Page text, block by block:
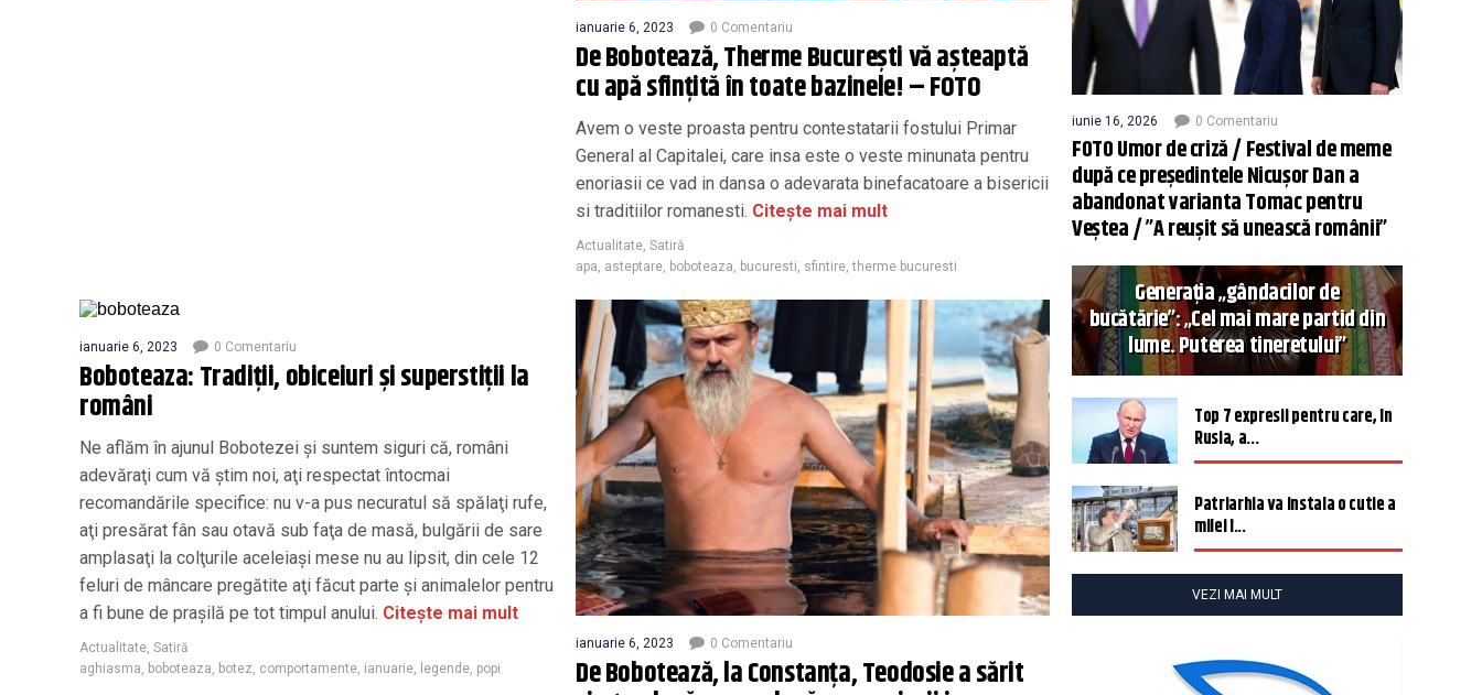
ianuarie 6, 2023 0 Comentariu
De Bobotează, Therme Bucureşti vă aşteaptă
cu apă sfinţită în toate bazinele! – FOTO
Avem o veste proasta pentru contestatarii fostului Primar
General al Capitalei, care insa este o veste minunata pentru
enoriasii ce vad in dansa o adevarata binefacatoare a bisericii
si traditiilor romanesti. Citește mai mult
Actualitate Satiră
apa asteptare boboteaza bucuresti sfintire ,therme bucuresti
ianuarie 6, 2023 0 Comentariu
Boboteaza: Tradiții, obiceiuri și superstiții la
români
Ne aflăm în ajunul Bobotezei şi suntem siguri că, români
adevăraţi cum vă ştim noi, aţi respectat întocmai
recomandările specifice: nu v-a pus necuratul să spălaţi rufe,
aţi presărat fân sau otavă sub faţa de masă, bulgării de sare
amplasaţi la colţurile aceleiaşi mese nu au lipsit, din cele 12
feluri de mâncare pregătite aţi făcut parte şi animalelor pentru
a fi bune de praşilă pe tot timpul anului. Citește mai mult
Actualitate, Satiră
aghiasma, boboteaza, botez, comportamente, ianuarie, legende, popi
ianuarie 6, 2023 0 Comentariu
De Bobotează, la Constanţa, Teodosie a sărit
iunie 16, 2026 0 Comentariu
FOTO Umor de criză / Festival de meme
după ce președintele Nicușor Dan a
abandonat varianta Tomac pentru
Veștea / ”A reușit să unească românii”
Generația „gândacilor de
bucătărie”: „Cel mai mare partid din
lume. Puterea tineretului”
Top 7 expresii pentru care, în
Rusia, a...
Patriarhia va instala o cutie a
milei î...
VEZI MAI MULT